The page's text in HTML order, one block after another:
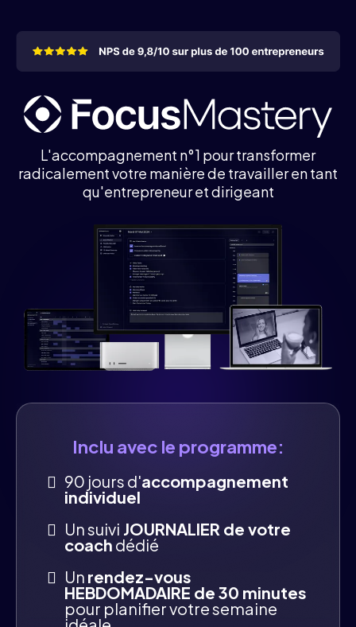
L'accompagnement n°1 pour transformer
radicalement votre manière de travailler en tant
qu'entrepreneur et dirigeant
Inclu avec le programme:
90 jours d'accompagnement
individuel
Un suivi JOURNALIER de votre
coach dédié
Un rendez-vous
HEBDOMADAIRE de 30 minutes
pour planifier votre semaine